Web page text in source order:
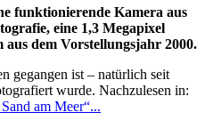
funktionierende Kamera aus
eine 1,3 Megapixel
dem Vorstellungsjahr 2000.
gegangen ist – natürlich seit
wurde. Nachzulesen in:
am Meer“...